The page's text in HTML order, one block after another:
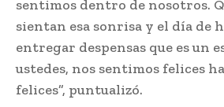
sentimos dentro de nosotros.
sientan esa sonrisa y el día de
entregar despensas que es un
ustedes, nos sentimos felices
felices”, puntualizó.